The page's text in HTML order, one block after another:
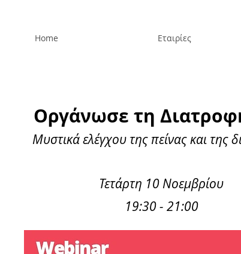
Home Εταιρίες
Οργάνωσε τη
Μυστικά ελέγχου της πείνας και της
Τετάρτη 10 Νοεμβρίου
19:30 - 21:00